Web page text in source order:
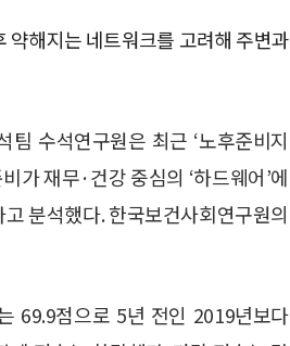
약해지는 네트워크를 고려해 주변과
수석연구원은 최근 ‘노후준비지
가 재무·건강 중심의 ‘하드웨어’에
분석했다. 한국보건사회연구원의
69.9점으로 5년 전인 2019년보다